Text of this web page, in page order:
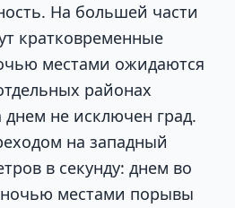
На большей части
кратковременные
местами ожидаются
районах
днем не исключен град.
на западный
в секунду: днем во
местами порывы